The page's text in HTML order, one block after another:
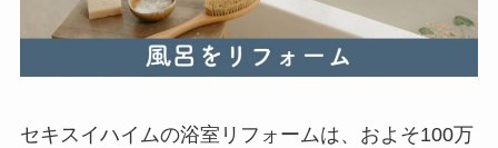
セキスイハイムの浴室リフォームは、およそ100万